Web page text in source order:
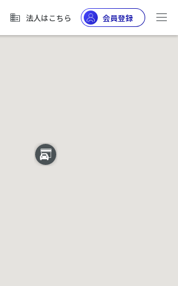
法人はこちら 会員登録